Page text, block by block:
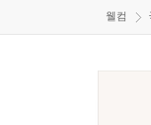
웰컴